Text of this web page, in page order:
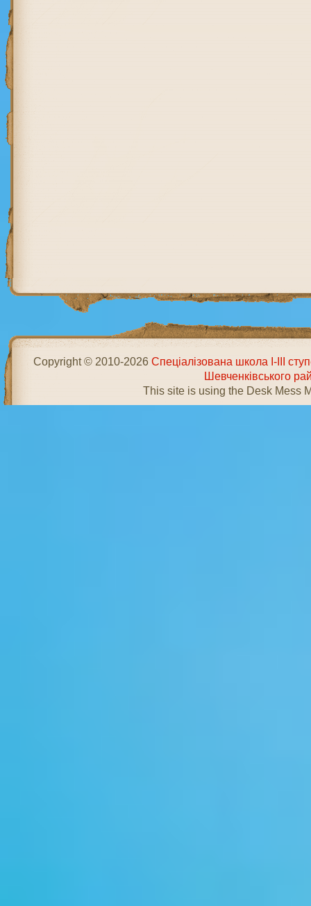
Copyright © 2010-2026Спеціалізована школа І-ІІІ
Шевченківського
This site is using the Desk Mess